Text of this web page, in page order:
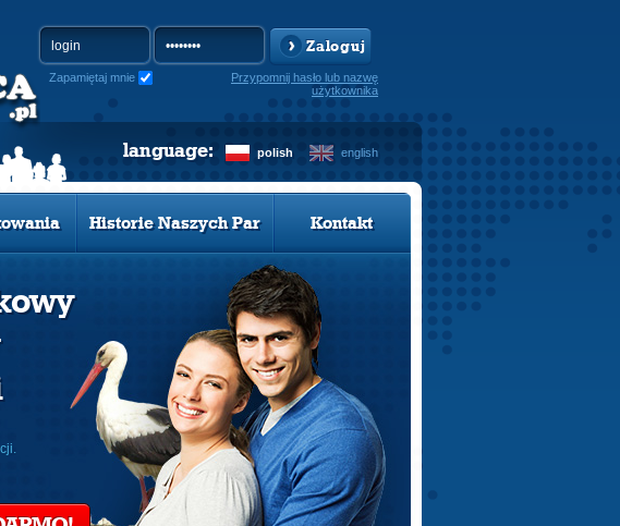
Zaloguj
Zapamiętaj mnie
Przypomnij hasło lub nazwę
użytkownika
polish english
language:
Historie Naszych Par Kontakt